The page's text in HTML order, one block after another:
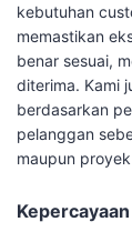
kebutuhan
memastikan
benar sesuai,
diterima. Kami
berdasarkan
pelanggan
maupun